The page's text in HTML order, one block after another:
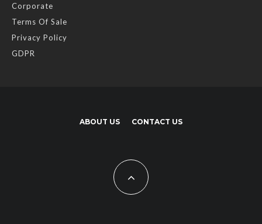
Corporate
Terms Of Sale
Privacy Policy
GDPR
ABOUT US CONTACT US